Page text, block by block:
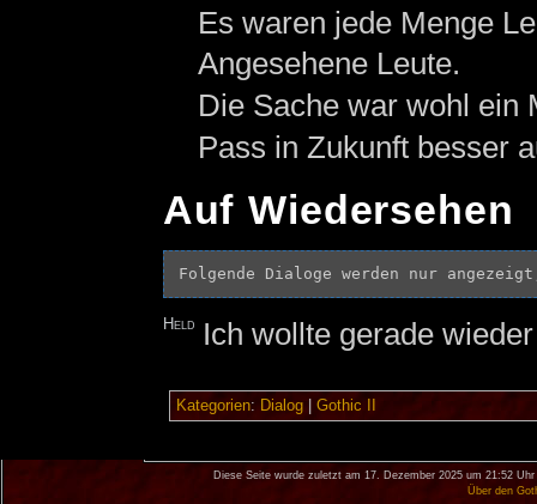
Es waren jede Menge
Angesehene Leute.
Die Sache war wohl ein
Pass in Zukunft besser
Auf Wiedersehen
Held Ich wollte gerade
Kategorien: Dialog| Gothic II
Diese Seite wurde zuletzt am 17. Dezember 2025 um 21:52 Uhr
Über den